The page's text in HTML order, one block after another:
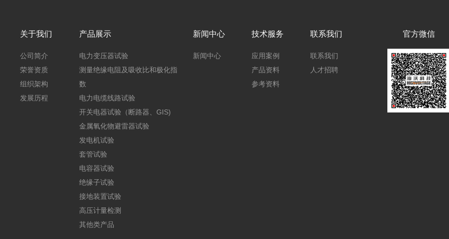
关于我们
公司简介
荣誉资质
组织架构
发展历程
产品展示
电力变压器试验
测量绝缘电阻及吸收比和极化指
数
电力电缆线路试验
开关电器试验（断路器、GIS)
金属氧化物避雷器试验
发电机试验
套管试验
电容器试验
绝缘子试验
接地装置试验
高压计量检测
其他类产品
新闻中心
新闻中心
技术服务
应用案例
产品资料
参考资料
联系我们
联系我们
人才招聘
官方微信